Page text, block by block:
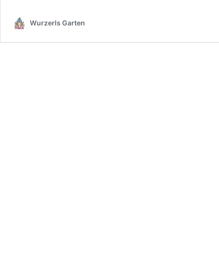
Wurzerls Garten